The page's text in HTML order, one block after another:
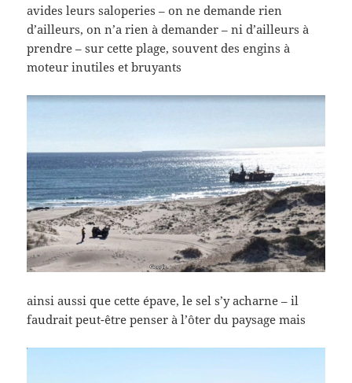
avides leurs saloperies – on ne demande rien
d’ailleurs, on n’a rien à demander – ni d’ailleurs à
prendre – sur cette plage, souvent des engins à
moteur inutiles et bruyants
ainsi aussi que cette épave, le sel s’y acharne – il
faudrait peut-être penser à l’ôter du paysage mais